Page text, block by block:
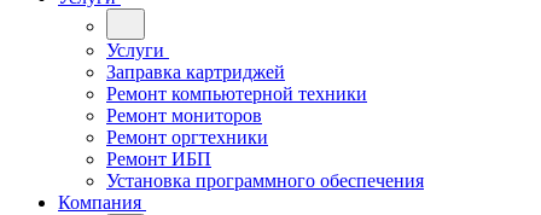
Услуги
Заправка картриджей
Ремонт компьютерной техники
Ремонт мониторов
Ремонт оргтехники
Ремонт ИБП
Установка программного обеспечения
Компания